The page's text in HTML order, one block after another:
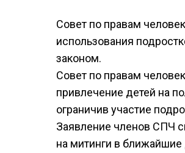
Совет по правам
использования
законом.
Совет по правам
привлечение детей на
ограничив участие
Заявление членов СПЧ
на митинги в